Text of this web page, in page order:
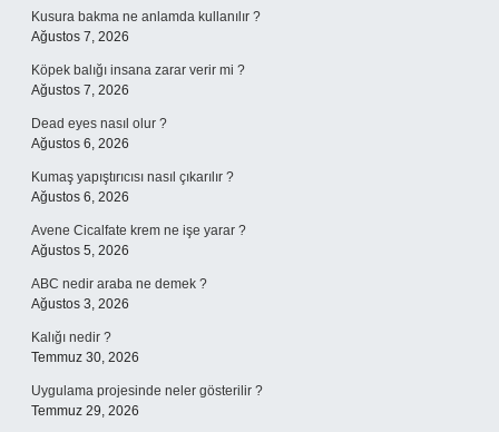
Kusura bakma ne anlamda kullanılır ?
Ağustos 7, 2026
Köpek balığı insana zarar verir mi ?
Ağustos 7, 2026
Dead eyes nasıl olur ?
Ağustos 6, 2026
Kumaş yapıştırıcısı nasıl çıkarılır ?
Ağustos 6, 2026
Avene Cicalfate krem ne işe yarar ?
Ağustos 5, 2026
ABC nedir araba ne demek ?
Ağustos 3, 2026
Kalığı nedir ?
Temmuz 30, 2026
Uygulama projesinde neler gösterilir ?
Temmuz 29, 2026